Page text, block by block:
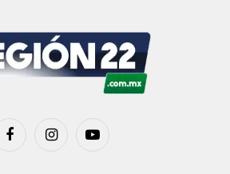
FacebookInstagramYouTube